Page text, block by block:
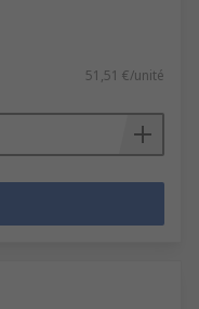
51,51 €/unité